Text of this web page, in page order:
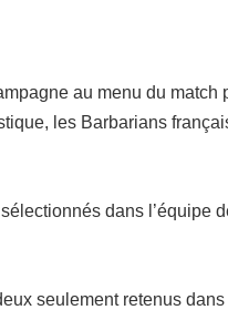
au menu du match
les Barbarians
dans l’équipe
seulement retenus